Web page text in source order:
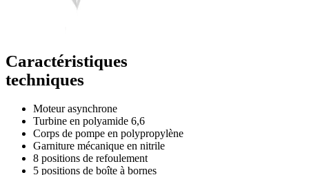
Caractéristiques
techniques
Moteur asynchrone
Turbine en polyamide 6,6
Corps de pompe en polypropylène
Garniture mécanique en nitrile
8 positions de refoulement
5 positions de boîte à bornes